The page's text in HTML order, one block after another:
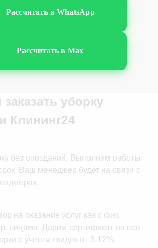
Рассчитать в WhatsApp
Рассчитать в Max
уборку
Клининг24
без опозданий. Выполним работы
Ваш менеджер будет на связи с
на оказание услуг как с физ.
лицами. Дарим сертификат на все
с учетом скидок от 5-12%.